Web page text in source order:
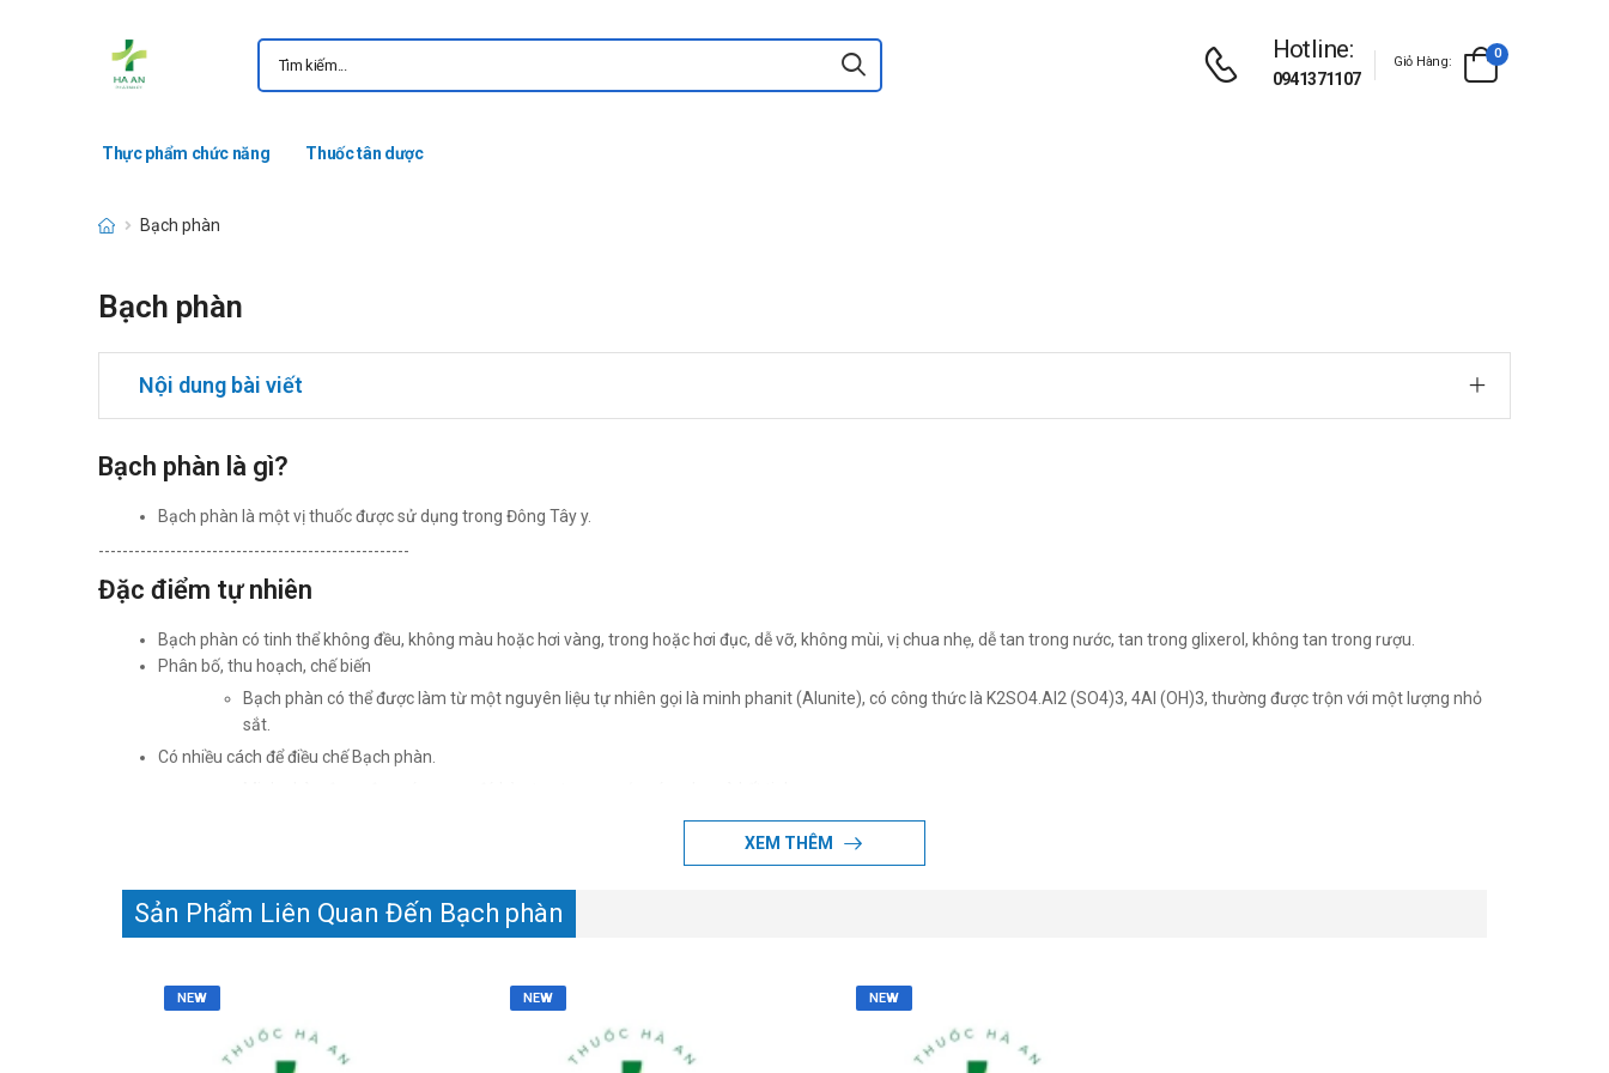
Hotline:
0941371107
Giỏ Hàng:
0
Thực phẩm chức năng Thuốc tân dược
Bạch phàn
Bạch phàn
Nội dung bài viết
Bạch phàn là gì?
Bạch phàn là một vị thuốc được sử dụng trong Đông Tây y.
----------------------------------------------------
Đặc điểm tự nhiên
Bạch phàn có tinh thể không đều, không màu hoặc hơi vàng, trong hoặc hơi đục, dễ vỡ, không mùi, vị chua nhẹ, dễ tan trong nước, tan trong glixerol, không tan trong rượu.
Phân bố, thu hoạch, chế biến
Bạch phàn có thể được làm từ một nguyên liệu tự nhiên gọi là minh phanit (Alunite), có công thức là K2SO4.Al2 (SO4)3, 4Al (OH)3, thường được trộn với một lượng nhỏ
sắt.
Có nhiều cách để điều chế Bạch phàn.
Theo Lý Thời Trân: Không đun sôi gọi là Sinh Phàn, đun cạn đến khi cạn nước gọi là Khô Phàn. Uống thì phải pha đúng cách.
Thành phần hoá học
Bạch phàn là muối kép của nhôm sunfat và kali, công thức của Bạch phàn là: K3SO4.Al2(SO4)3.24H2O.
chân tay”, “Bản thảo chân cầu”, “Bản thảo hư hàn”...
XEM THÊM
Sản Phẩm Liên Quan Đến Bạch phàn
NEW NEW NEW